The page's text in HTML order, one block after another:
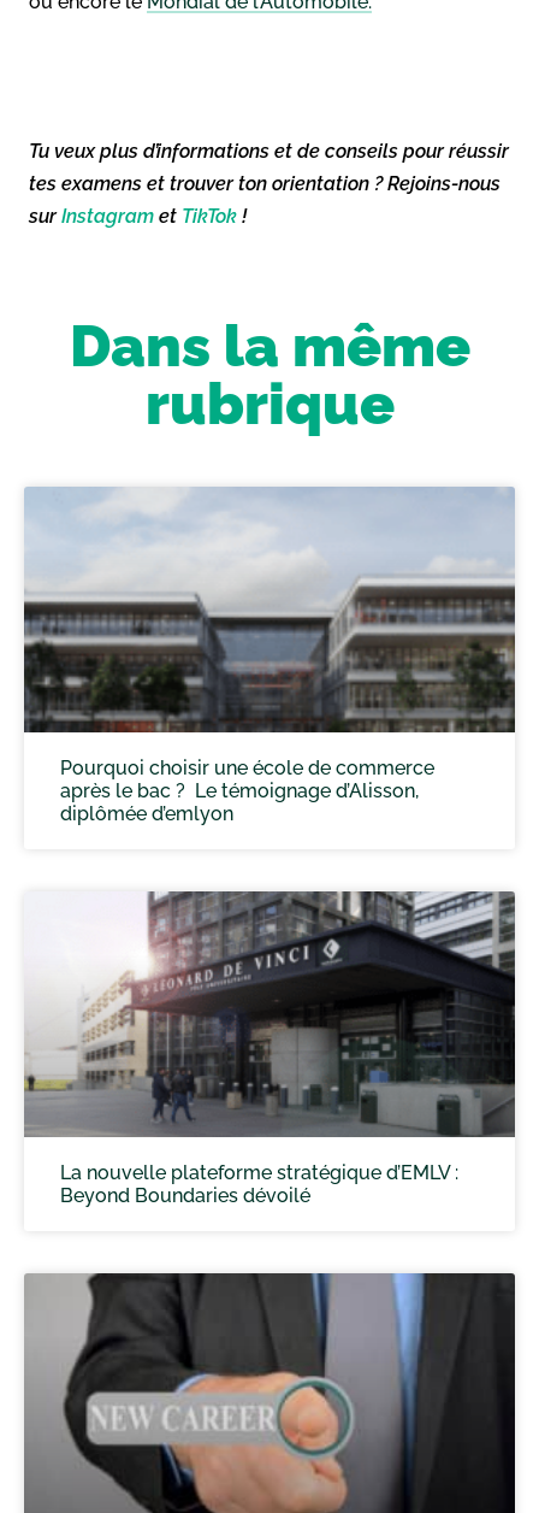
Tu veux plus d’informations et de conseils pour réussir
tes examens et trouver ton orientation ? Rejoins-nous
surInstagram et TikTok !
Dans la même
rubrique
Pourquoi choisir une école de commerce
après le bac ? Le témoignage d’Alisson,
diplômée d’emlyon
La nouvelle plateforme stratégique d’EMLV :
Beyond Boundaries dévoilé